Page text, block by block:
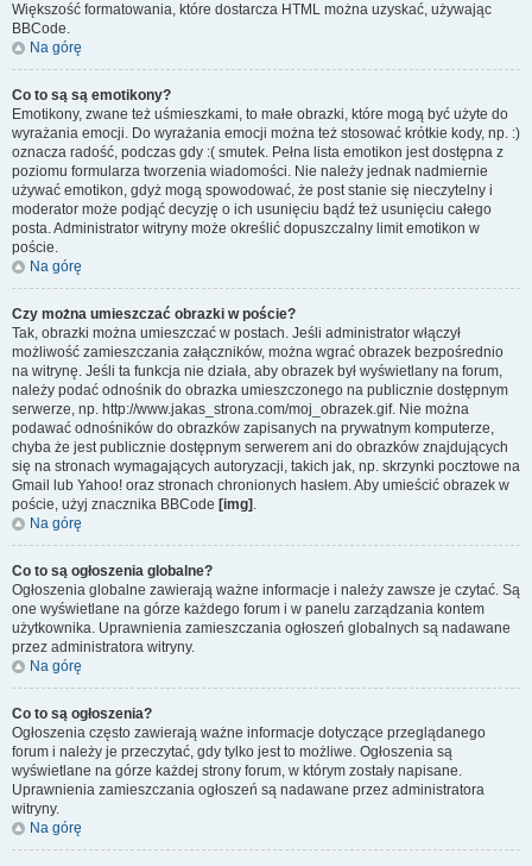
Większość formatowania, które dostarcza HTML można uzyskać, używając
BBCode.
Na górę
Co to są są emotikony?
Emotikony, zwane też uśmieszkami, to małe obrazki, które mogą być użyte do
wyrażania emocji. Do wyrażania emocji można też stosować krótkie kody, np. :)
oznacza radość, podczas gdy :( smutek. Pełna lista emotikon jest dostępna z
poziomu formularza tworzenia wiadomości. Nie należy jednak nadmiernie
używać emotikon, gdyż mogą spowodować, że post stanie się nieczytelny i
moderator może podjąć decyzję o ich usunięciu bądź też usunięciu całego
posta. Administrator witryny może określić dopuszczalny limit emotikon w
poście.
Na górę
Czy można umieszczać obrazki w poście?
Tak, obrazki można umieszczać w postach. Jeśli administrator włączył
możliwość zamieszczania załączników, można wgrać obrazek bezpośrednio
na witrynę. Jeśli ta funkcja nie działa, aby obrazek był wyświetlany na forum,
należy podać odnośnik do obrazka umieszczonego na publicznie dostępnym
serwerze, np. http://www.jakas_strona.com/moj_obrazek.gif. Nie można
podawać odnośników do obrazków zapisanych na prywatnym komputerze,
chyba że jest publicznie dostępnym serwerem ani do obrazków znajdujących
się na stronach wymagających autoryzacji, takich jak, np. skrzynki pocztowe na
Gmail lub Yahoo! oraz stronach chronionych hasłem. Aby umieścić obrazek w
poście, użyj znacznika BBCode [img] .
Na górę
Co to są ogłoszenia globalne?
Ogłoszenia globalne zawierają ważne informacje i należy zawsze je czytać. Są
one wyświetlane na górze każdego forum i w panelu zarządzania kontem
użytkownika. Uprawnienia zamieszczania ogłoszeń globalnych są nadawane
przez administratora witryny.
Na górę
Co to są ogłoszenia?
Ogłoszenia często zawierają ważne informacje dotyczące przeglądanego
forum i należy je przeczytać, gdy tylko jest to możliwe. Ogłoszenia są
wyświetlane na górze każdej strony forum, w którym zostały napisane.
Uprawnienia zamieszczania ogłoszeń są nadawane przez administratora
witryny.
Na górę